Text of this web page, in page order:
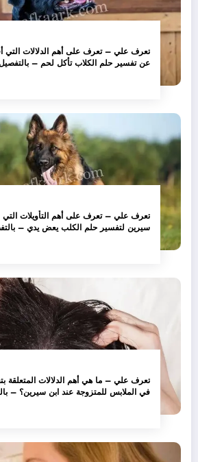
تعرف علي – تعرف على أهم الدلالات التي
عن تفسير حلم الكلاب تأكل لحم –
تعرف علي – تعرف على أهم التأويلات
سيرين لتفسير حلم الكلب يعض يدي –
تعرف علي – ما هي أهم الدلالات المتعلقة
في الملابس للمتزوجة عند ابن سيرين؟ –